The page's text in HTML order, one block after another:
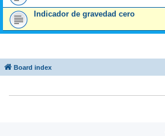
Indicador de gravedad cero
Board index